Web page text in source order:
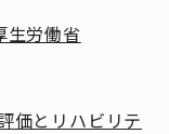
労働省
価とリハビリテ